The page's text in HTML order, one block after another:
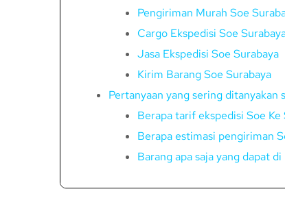
Pengiriman Murah Soe
Cargo Ekspedisi Soe
Jasa Ekspedisi Soe Surabaya
Kirim Barang Soe Surabaya
Pertanyaan yang sering ditanyakan
Berapa tarif ekspedisi Soe Ke
Berapa estimasi pengiriman
Barang apa saja yang dapat